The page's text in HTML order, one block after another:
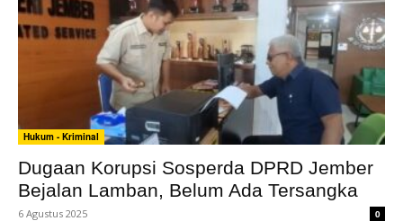
Hukum - Kriminal
Dugaan Korupsi Sosperda DPRD Jember
Bejalan Lamban, Belum Ada Tersangka
6 Agustus 2025 0